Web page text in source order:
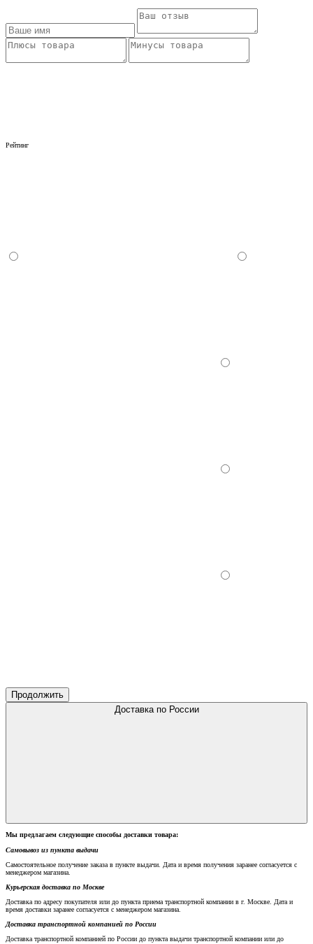
Рейтинг
Продолжить
Доставка по России
Мы предлагаем следующие способы доставки товара:
Самовывоз из пункта выдачи
Самостоятельное получение заказа в пункте выдачи. Дата и время получения заранее согласуется с
менеджером магазина.
Курьерская доставка по Москве
Доставка по адресу покупателя или до пункта приема транспортной компании в г. Москве. Дата и
время доставки заранее согласуется с менеджером магазина.
Доставка транспортной компанией по России
Доставка транспортной компанией по России до пункта выдачи транспортной компании или до